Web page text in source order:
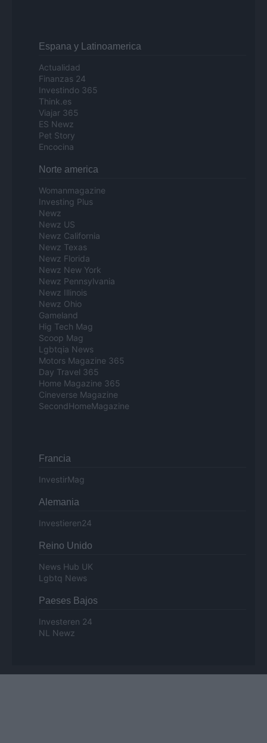
Espana y Latinoamerica
Actualidad
Finanzas 24
Investindo 365
Think.es
Viajar 365
ES Newz
Pet Story
Encocina
Norte america
Womanmagazine
Investing Plus
Newz
Newz US
Newz California
Newz Texas
Newz Florida
Newz New York
Newz Pennsylvania
Newz Illinois
Newz Ohio
Gameland
Hig Tech Mag
Scoop Mag
Lgbtqia News
Motors Magazine 365
Day Travel 365
Home Magazine 365
Cineverse Magazine
SecondHomeMagazine
Francia
InvestirMag
Alemania
Investieren24
Reino Unido
News Hub UK
Lgbtq News
Paeses Bajos
Investeren 24
NL Newz